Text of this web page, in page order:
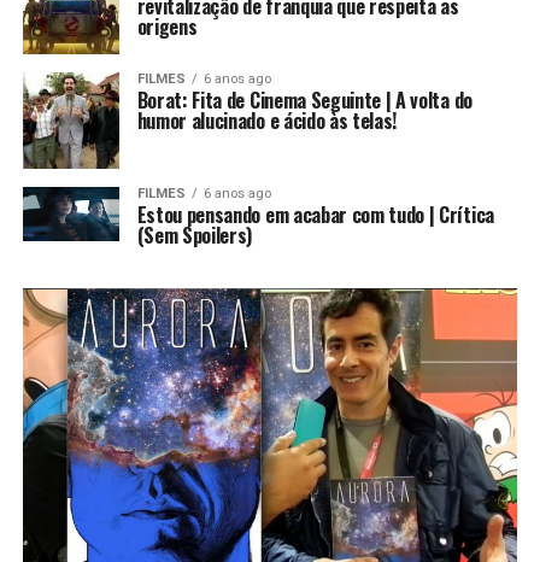
revitalização de franquia que respeita as
origens
FILMES 6 anos ago
Borat: Fita de Cinema Seguinte | A volta do
humor alucinado e ácido às telas!
FILMES 6 anos ago
Estou pensando em acabar com tudo | Crítica
(Sem Spoilers)